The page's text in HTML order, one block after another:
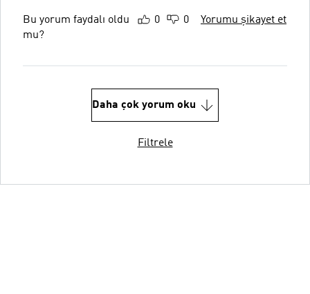
Bu yorum faydalı oldu
mu?
0 0 Yorumu şikayet et
Daha çok yorum oku
Filtrele